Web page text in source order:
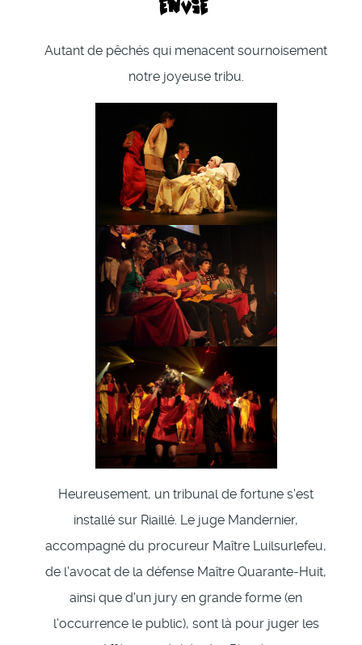
Autant de pêchés qui menacent sournoisement
notre joyeuse tribu.
Heureusement, un tribunal de fortune s'est
installé sur Riaillé. Le juge Mandernier,
accompagné du procureur Maître Luilsurlefeu,
de l'avocat de la défense Maître Quarante-Huit,
ainsi que d'un jury en grande forme (en
l'occurrence le public), sont là pour juger les